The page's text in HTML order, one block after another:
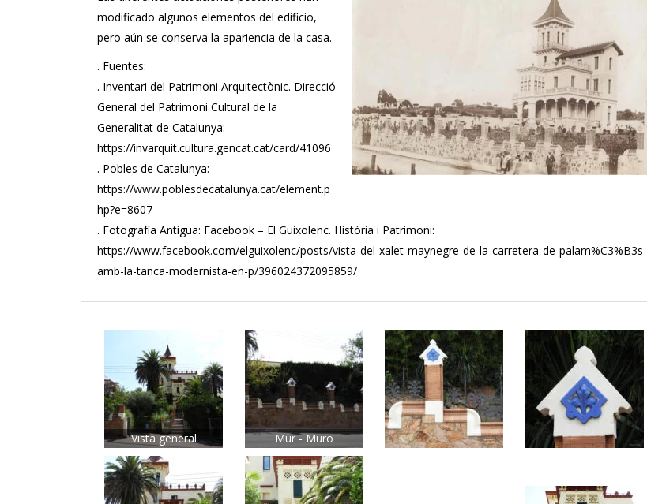
modificado algunos elementos del edificio,
pero aún se conserva la apariencia de la casa.
. Fuentes:
. Inventari del Patrimoni Arquitectònic. Direcció
General del Patrimoni Cultural de la
Generalitat de Catalunya:
https://invarquit.cultura.gencat.cat/card/41096
. Pobles de Catalunya:
https://www.poblesdecatalunya.cat/element.p
hp?e=8607
. Fotografía Antigua: Facebook – El Guixolenc. Història i Patrimoni:
https://www.facebook.com/elguixolenc/posts/vista-del-xalet-maynegre-de-la-carretera-de-palam%C3%B3s-
amb-la-tanca-modernista-en-p/396024372095859/
Vista general Mur - Muro